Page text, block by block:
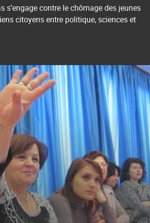
s’engage contre le chômage des jeunes
citoyens entre politique, sciences et